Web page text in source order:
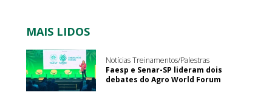
MAIS LIDOS
Notícias Treinamentos/Palestras
Faesp e Senar-SP lideram dois
debates do Agro World Forum